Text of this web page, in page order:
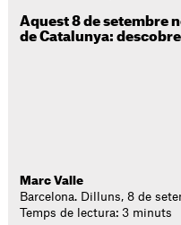
Aquest 8 de setembre
de Catalunya:
Marc Valle
Barcelona. Dilluns, 8 de
Temps de lectura: 3 minuts